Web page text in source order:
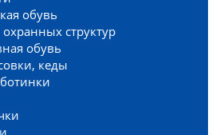
обувь
структур
обувь
кеды